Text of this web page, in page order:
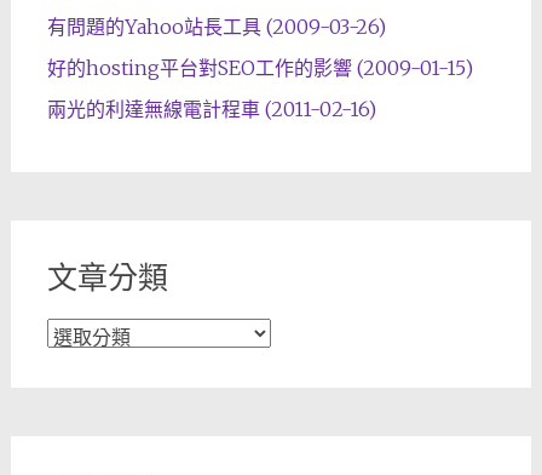
有問題的Yahoo站長工具 (2009-03-26)
好的hosting平台對SEO工作的影響 (2009-01-15)
兩光的利達無線電計程車 (2011-02-16)
文章分類
文